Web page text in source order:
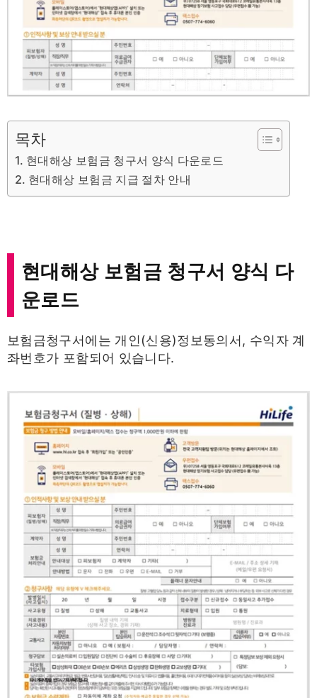
목차
현대해상 보험금 청구서 양식 다운로드
현대해상 보험금 지급 절차 안내
현대해상 보험금 청구서 양식 다
운로드
보험금청구서에는 개인(신용)정보동의서, 수익자 계
좌번호가 포함되어 있습니다.